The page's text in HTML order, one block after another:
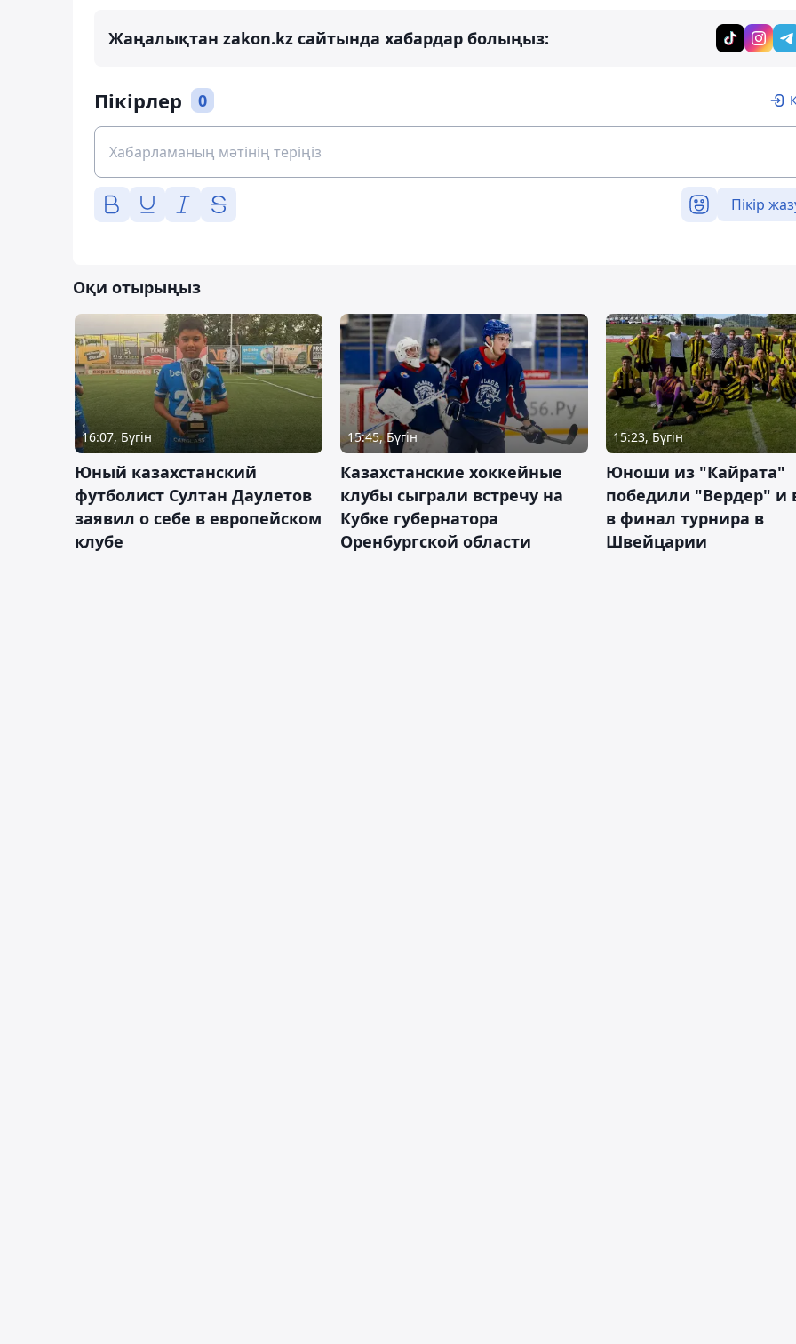
Жаңалықтан zakon.kz сайтында хабардар болыңыз:
Пікірлер 0
Пікір
Оқи отырыңыз
16:07, Бүгін
Юный казахстанский
футболист Султан Даулетов
заявил о себе в европейском
клубе
15:45, Бүгін
Казахстанские хоккейные
клубы сыграли встречу на
Кубке губернатора
Оренбургской области
15:23, Бүгін
Юноши из "Кайрата"
победили "Вердер"
в финал турнира в
Швейцарии